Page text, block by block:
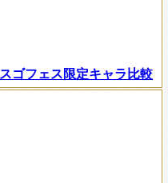
スゴフェス限定キャラ比較